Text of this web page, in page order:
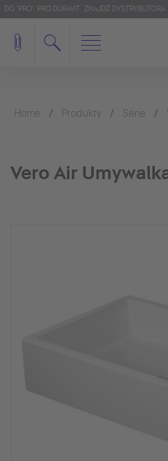
DO 'PRO': PRO.DURAVIT ZNAJDŹ DYSTRYBUTORA
Home Produkty Serie
Vero Air